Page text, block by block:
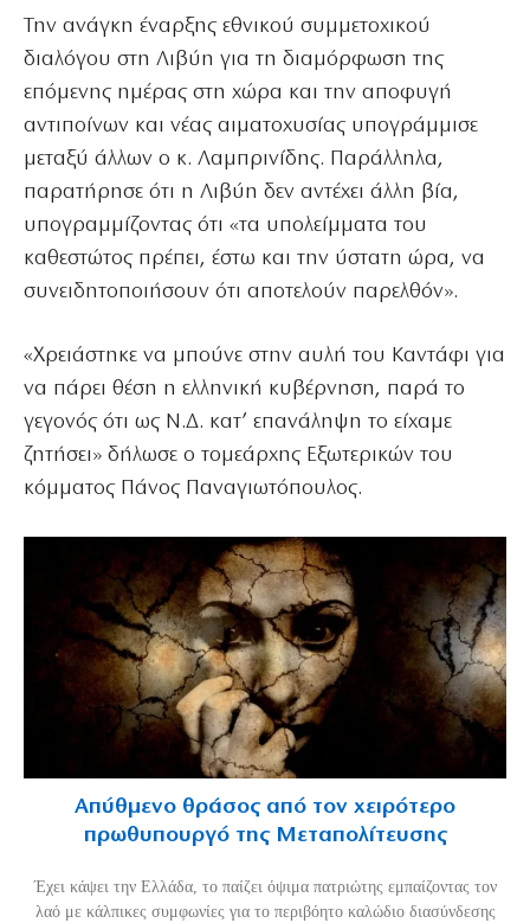
Την ανάγκη έναρξης εθνικού συμμετοχικού
διαλόγου στη Λιβύη για τη διαμόρφωση της
επόμενης ημέρας στη χώρα και την αποφυγή
αντιποίνων και νέας αιματοχυσίας υπογράμμισε
μεταξύ άλλων ο κ. Λαμπρινίδης. Παράλληλα,
παρατήρησε ότι η Λιβύη δεν αντέχει άλλη βία,
υπογραμμίζοντας ότι «τα υπολείμματα του
καθεστώτος πρέπει, έστω και την ύστατη ώρα, να
συνειδητοποιήσουν ότι αποτελούν παρελθόν».
«Χρειάστηκε να μπούνε στην αυλή του Καντάφι για
να πάρει θέση η ελληνική κυβέρνηση, παρά το
γεγονός ότι ως Ν.Δ. κατ’ επανάληψη το είχαμε
ζητήσει» δήλωσε ο τομεάρχης Εξωτερικών του
κόμματος Πάνος Παναγιωτόπουλος.
Απύθμενο θράσος από τον χειρότερο
πρωθυπουργό της Μεταπολίτευσης
Έχει κάψει την Ελλάδα, το παίζει όψιμα πατριώτης εμπαίζοντας τον
λαό με κάλπικες συμφωνίες για το περιβόητο καλώδιο διασύνδεσης